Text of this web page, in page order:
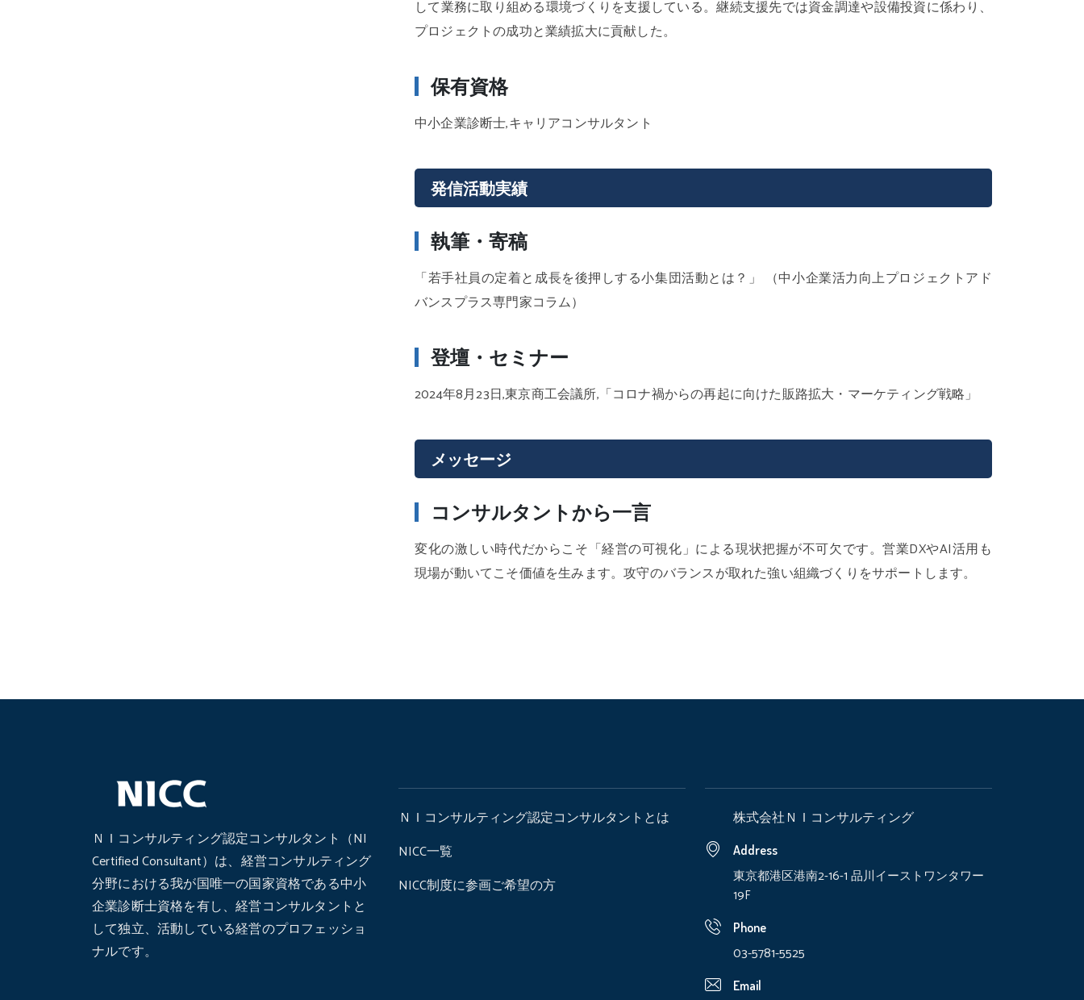
して業務に取り組める環境づくりを支援している。継続支援先では資金調達や設備投資に係わり、
プロジェクトの成功と業績拡大に貢献した。
保有資格
中小企業診断士,キャリアコンサルタント
発信活動実績
執筆・寄稿
「若手社員の定着と成長を後押しする小集団活動とは？」 （中小企業活力向上プロジェクトアド
バンスプラス専門家コラム）
登壇・セミナー
2024年8月23日,東京商工会議所,「コロナ禍からの再起に向けた販路拡大・マーケティング戦略」
メッセージ
コンサルタントから一言
変化の激しい時代だからこそ「経営の可視化」による現状把握が不可欠です。営業DXやAI活用も
現場が動いてこそ価値を生みます。攻守のバランスが取れた強い組織づくりをサポートします。
ＮＩコンサルティング認定コンサルタント（NI
Certified Consultant）は、経営コンサルティング
分野における我が国唯一の国家資格である中小
企業診断士資格を有し、経営コンサルタントと
して独立、活動している経営のプロフェッショ
ナルです。
ＮＩコンサルティング認定コンサルタントとは
NICC一覧
NICC制度に参画ご希望の方
株式会社ＮＩコンサルティング
Address
東京都港区港南2-16-1 品川イーストワンタワー
19F
Phone
03-5781-5525
Email